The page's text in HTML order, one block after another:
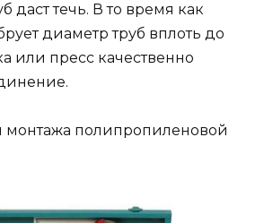
даст течь. В то время как
диаметр труб вплоть до
или пресс качественно
монтажа полипропиленовой